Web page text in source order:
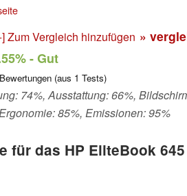
Zum Vergleich hinzufügen »
- Gut
Bewertungen (aus 1 Tests)
74%, Ausstattung: 66%,
85%, Emissionen: 95%
für das HP EliteBook 645